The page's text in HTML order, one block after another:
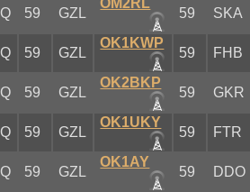
59 GZL 59 SKA
59 GZL
OK1KWP
59 FHB
59 GZL
OK2BKP
59 GKR
59 GZL
OK1UKY
59 FTR
59 GZL
OK1AY
59 DDO